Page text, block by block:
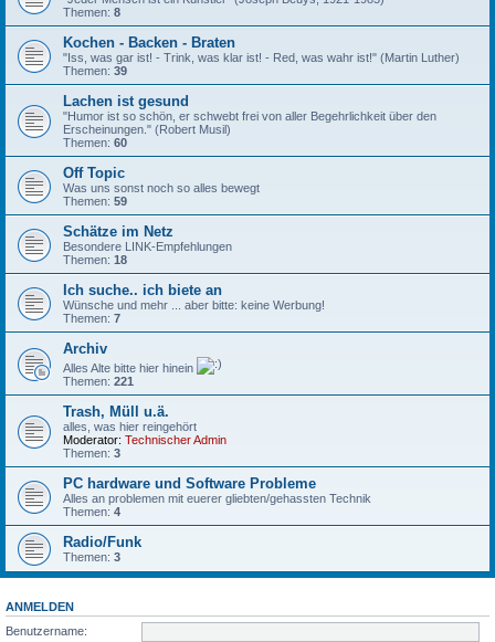
Themen: 8
Kochen - Backen - Braten
"Iss, was gar ist! - Trink, was klar ist! - Red, was wahr ist!" (Martin Luther)
Themen: 39
Lachen ist gesund
"Humor ist so schön, er schwebt frei von aller Begehrlichkeit über den
Erscheinungen." (Robert Musil)
Themen: 60
Off Topic
Was uns sonst noch so alles bewegt
Themen: 59
Schätze im Netz
Besondere LINK-Empfehlungen
Themen: 18
Ich suche.. ich biete an
Wünsche und mehr ... aber bitte: keine Werbung!
Themen: 7
Archiv
Alles Alte bitte hier hinein
Themen: 221
Trash, Müll u.ä.
alles, was hier reingehört
Moderator: Technischer Admin
Themen: 3
PC hardware und Software Probleme
Alles an problemen mit euerer gliebten/gehassten Technik
Themen: 4
Radio/Funk
Themen: 3
ANMELDEN
Benutzername: